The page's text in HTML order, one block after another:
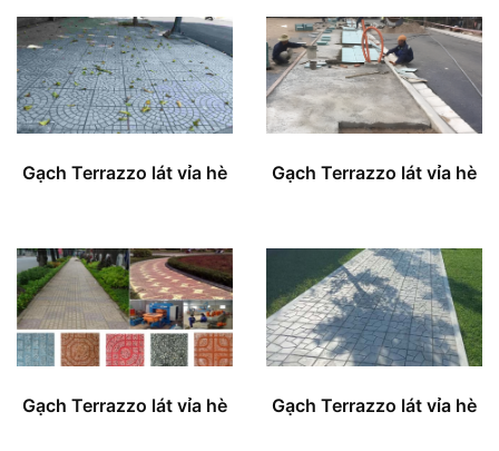
Gạch Terrazzo lát vỉa hè Gạch Terrazzo lát vỉa hè
Gạch Terrazzo lát vỉa hè Gạch Terrazzo lát vỉa hè